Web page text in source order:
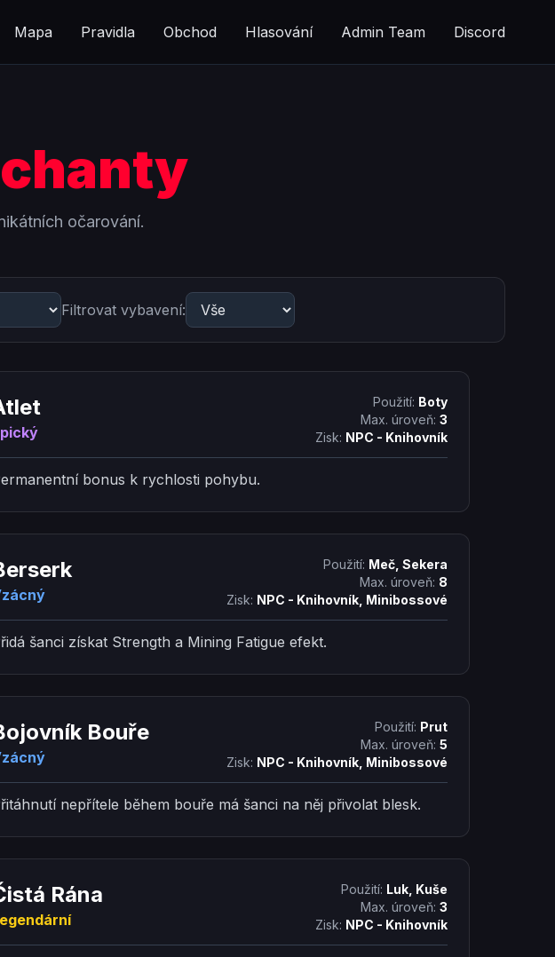
Mapa Pravidla Obchod Hlasování Admin Team Discord
očarování.
Filtrovat vybavení:
Použití: Boty
Max. úroveň: 3
Zisk: NPC - Knihovník
bonus k rychlosti pohybu.
Použití: Meč, Sekera
Max. úroveň: 8
Zisk: NPC - Knihovník, Minibossové
šanci získat Strength a Mining Fatigue efekt.
Bouře Použití: Prut
Max. úroveň: 5
Zisk: NPC - Knihovník, Minibossové
nepřítele během bouře má šanci na něj přivolat blesk.
Rána Použití: Luk, Kuše
Max. úroveň: 3
Zisk: NPC - Knihovník